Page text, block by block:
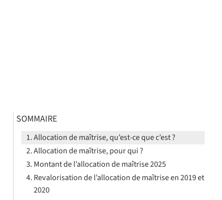
SOMMAIRE
Allocation de maîtrise, qu’est-ce que c’est ?
Allocation de maîtrise, pour qui ?
Montant de l’allocation de maîtrise 2025
Revalorisation de l’allocation de maîtrise en 2019 et
2020